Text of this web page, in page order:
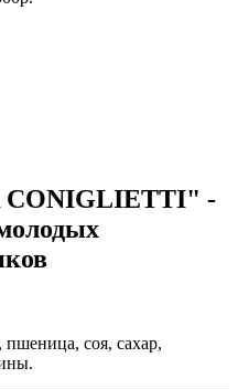
CONIGLIETTI" -
соя, сахар,